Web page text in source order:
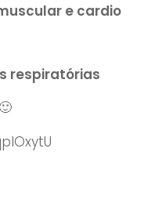
e cardio
respiratórias